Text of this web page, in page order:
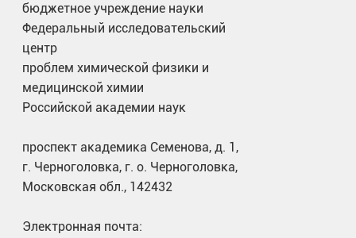
Россия. 25-27 мая 2023 г.
А.И. Дмитриев, А.В. Кочура, А.П. Кузьменко,
Магнитная анизотропия игольчатых
школа «Новые материалы и технологии для
мая – 01 июня 2023 года.
диамагнитно-разбавленных сверхсильных
технологии для систем безопасности», г.
бюджетное учреждение науки
Федеральный исследовательский
центр
проблем химической физики и
медицинской химии
Российской академии наук
проспект академика Семенова, д. 1,
г. Черноголовка, г. о. Черноголовка,
Московская обл., 142432
Электронная почта: